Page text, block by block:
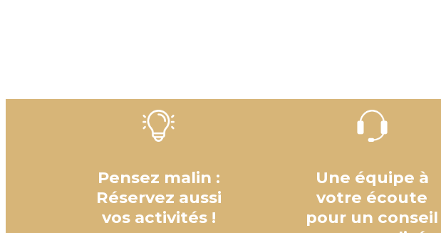
Pensez malin :
Réservez aussi
vos activités !
Une équipe à
votre écoute
pour un conseil